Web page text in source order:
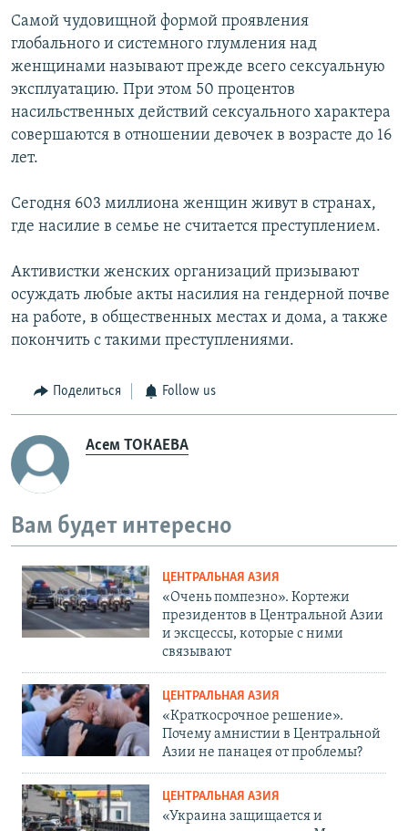
Самой чудовищной формой проявления
глобального и системного глумления над
женщинами называют прежде всего сексуальную
эксплуатацию. При этом 50 процентов
насильственных действий сексуального характера
совершаются в отношении девочек в возрасте до 16
лет.
Сегодня 603 миллиона женщин живут в странах,
где насилие в семье не считается преступлением.
Активистки женских организаций призывают
осуждать любые акты насилия на гендерной почве
на работе, в общественных местах и дома, а также
покончить с такими преступлениями.
Поделиться Follow us
Асем ТОКАЕВА
Вам будет интересно
ЦЕНТРАЛЬНАЯ АЗИЯ
«Очень помпезно». Кортежи
президентов в Центральной Азии
и эксцессы, которые с ними
связывают
ЦЕНТРАЛЬНАЯ АЗИЯ
«Краткосрочное решение».
Почему амнистии в Центральной
Азии не панацея от проблемы?
ЦЕНТРАЛЬНАЯ АЗИЯ
«Украина защищается и